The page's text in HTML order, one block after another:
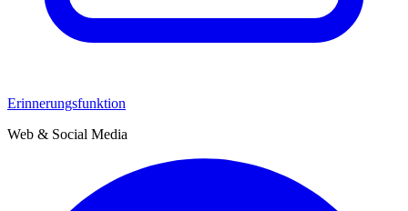
Erinnerungsfunktion
Web & Social Media